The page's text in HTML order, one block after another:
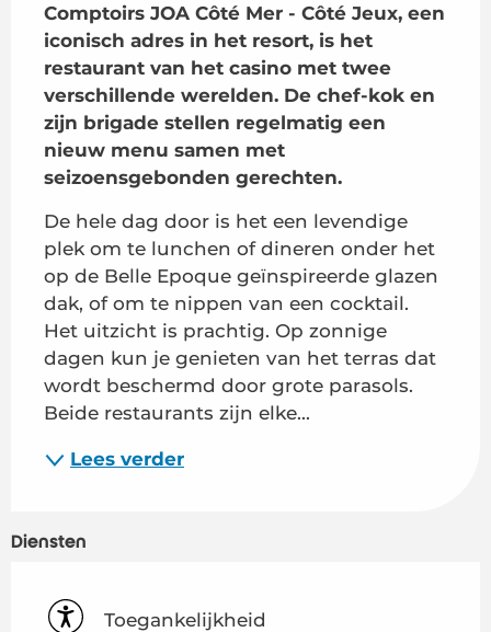
Comptoirs JOA Côté Mer - Côté Jeux, een
iconisch adres in het resort, is het
restaurant van het casino met twee
verschillende werelden. De chef-kok en
zijn brigade stellen regelmatig een
nieuw menu samen met
seizoensgebonden gerechten.
De hele dag door is het een levendige
plek om te lunchen of dineren onder het
op de Belle Epoque geïnspireerde glazen
dak, of om te nippen van een cocktail.
Het uitzicht is prachtig. Op zonnige
dagen kun je genieten van het terras dat
wordt beschermd door grote parasols.
Beide restaurants zijn elke...
Lees verder
Diensten
Toegankelijkheid